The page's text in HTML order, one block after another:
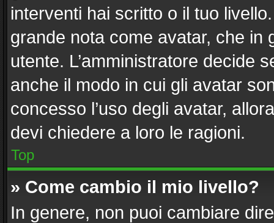
interventi hai scritto o il tuo
grande nota come avatar, che in
utente. L’amministratore decide
anche il modo in cui gli avatar
concesso l’uso degli avatar,
devi chiedere a loro le ragioni.
Top
» Come cambio il mio livello?
In genere, non puoi cambiare